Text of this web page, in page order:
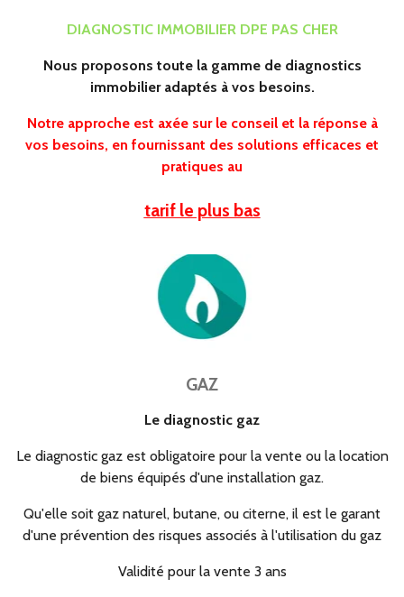
DIAGNOSTIC IMMOBILIER DPE PAS CHER
Nous proposons toute la gamme de diagnostics
immobilier adaptés à vos besoins.
Notre approche est axée sur le conseil et la réponse à
vos besoins, en fournissant des solutions efficaces et
pratiques au
tarif le plus bas
GAZ
Le diagnostic gaz
Le diagnostic gaz est obligatoire pour la vente ou la location
de biens équipés d'une installation gaz.
Qu'elle soit gaz naturel, butane, ou citerne, il est le garant
d'une prévention des risques associés à l'utilisation du gaz
Validité pour la vente 3 ans